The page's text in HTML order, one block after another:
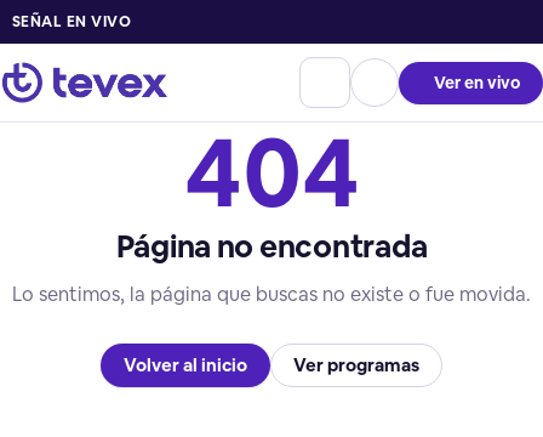
SEÑAL EN VIVO
Ver en vivo
404
Página no encontrada
Lo sentimos, la página que buscas no existe o fue movida.
Volver al inicio Ver programas